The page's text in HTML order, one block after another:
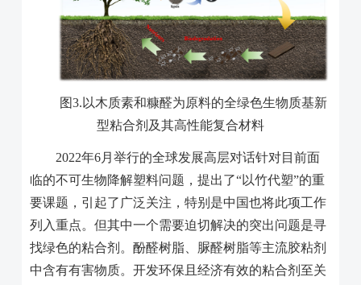
图3. 以木质素和糠醛为原料的全绿色生物质基新
型粘合剂及其高性能复合材料
2022年6月举行的全球发展高层对话针对目前面
临的不可生物降解塑料问题，提出了“以竹代塑”的重
要课题，引起了广泛关注，特别是中国也将此项工作
列入重点。但其中一个需要迫切解决的突出问题是寻
找绿色的粘合剂。酚醛树脂、脲醛树脂等主流胶粘剂
中含有有害物质。开发环保且经济有效的粘合剂至关